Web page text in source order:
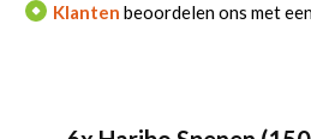
Klanten beoordelen ons met